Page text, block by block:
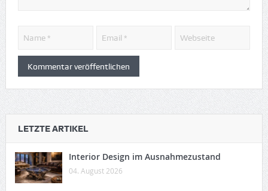
LETZTE ARTIKEL
Interior Design im Ausnahmezustand
04. August 2026